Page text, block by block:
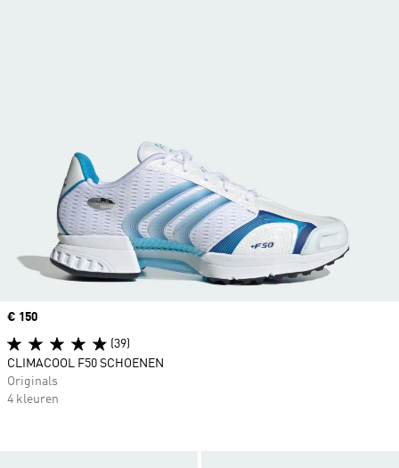
Price
€ 150
(39)
CLIMACOOL F50 SCHOENEN
Originals
4 kleuren